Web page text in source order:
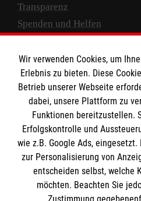
Transparenz
Spenden und Helfen
Empfänger: Malteser
IBAN: DE10 3706 0120
BIC: GENODED 1PA7
Wir verwenden Cookies, um
Erlebnis zu bieten. Diese
Betrieb unserer Webseite
dabei, unsere Plattform zu
Funktionen bereitzustellen.
Erfolgskontrolle und
wie z.B. Google Ads,
zur Personalisierung von
entscheiden selbst, welche
möchten. Beachten Sie